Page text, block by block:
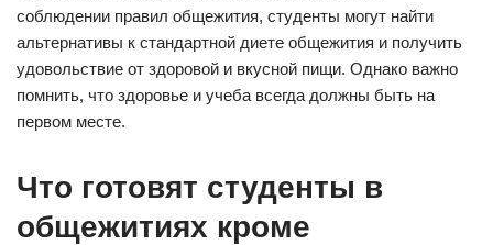
соблюдении правил общежития, студенты могут найти
альтернативы к стандартной диете общежития и получить
удовольствие от здоровой и вкусной пищи. Однако важно
помнить, что здоровье и учеба всегда должны быть на
первом месте.
Что готовят студенты в
общежитиях кроме